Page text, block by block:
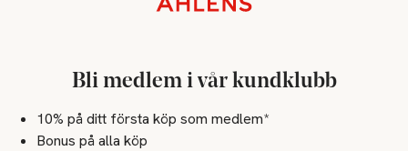
Bli medlem i vår kundklubb
10% på ditt första köp som medlem*
Bonus på alla köp